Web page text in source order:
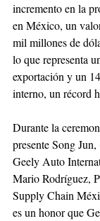
incremento en la
en México, un
mil millones de
lo que representa
exportación y un
interno, un récord
Durante la
presente Song Jun,
Geely Auto
Mario Rodríguez,
Supply Chain
es un honor que